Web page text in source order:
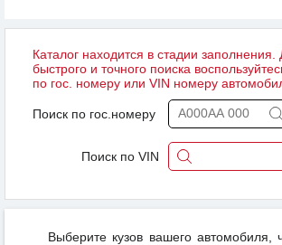
Каталог находится в стадии заполнения.
быстрого и точного поиска
по гос. номеру или VIN номеру
Поиск по гос.номеру
Поиск по VIN
Выберите кузов вашего автомобиля,